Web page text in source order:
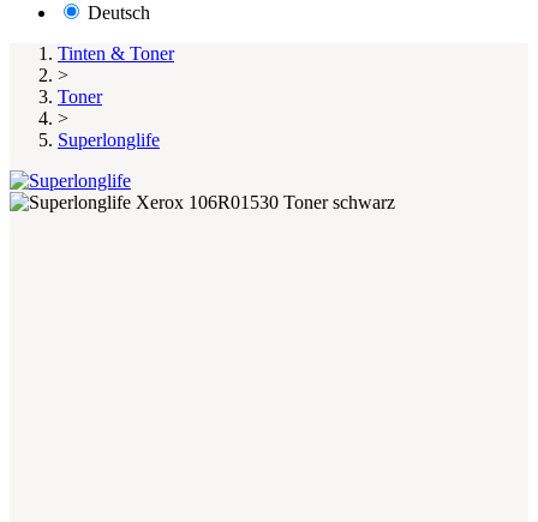
Deutsch
Tinten & Toner
>
Toner
>
Superlonglife